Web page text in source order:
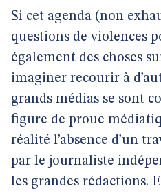
Si cet agenda (non
questions de violences
également des choses
imaginer recourir à
grands médias se sont
figure de proue
réalité l’absence d’un
par le journaliste
les grandes rédactions.